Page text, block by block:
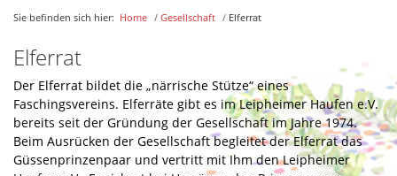
Bilder/Berichte
Aktuelles
Kontakt
Links
Downloads
Sie befinden sich hier: Home / Gesellschaft / Elferrat
Elferrat
Der Elferrat bildet die „närrische Stütze“ eines
Faschingsvereins. Elferräte gibt es im Leipheimer Haufen e.V.
bereits seit der Gründung der Gesellschaft im Jahre 1974.
Beim Ausrücken der Gesellschaft begleitet der Elferrat das
Güssenprinzenpaar und vertritt mit Ihm den Leipheimer